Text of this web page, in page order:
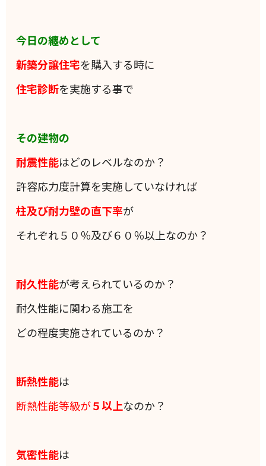
今日の纏めとして
新築分譲住宅を購入する時に
住宅診断を実施する事で
その建物の
耐震性能はどのレベルなのか？
許容応力度計算を実施していなければ
柱及び耐力壁の直下率が
それぞれ５０％及び６０％以上なのか？
耐久性能が考えられているのか？
耐久性能に関わる施工を
どの程度実施されているのか？
断熱性能は
断熱性能等級が５以上なのか？
気密性能は